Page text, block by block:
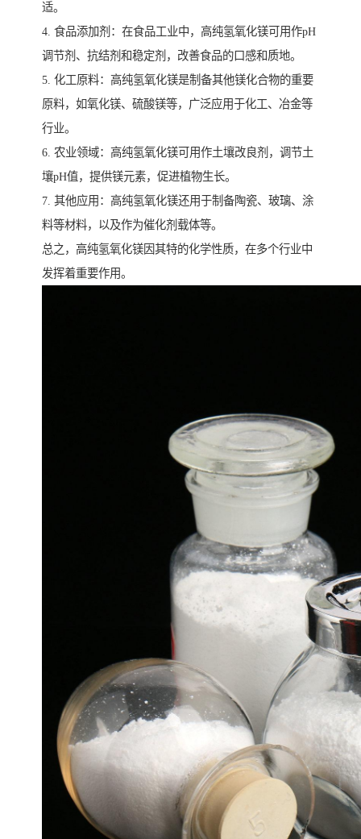
适。
4. 食品添加剂：在食品工业中，高纯氢氧化镁可用作pH
调节剂、抗结剂和稳定剂，改善食品的口感和质地。
5. 化工原料：高纯氢氧化镁是制备其他镁化合物的重要
原料，如氧化镁、硫酸镁等，广泛应用于化工、冶金等
行业。
6. 农业领域：高纯氢氧化镁可用作土壤改良剂，调节土
壤pH值，提供镁元素，促进植物生长。
7. 其他应用：高纯氢氧化镁还用于制备陶瓷、玻璃、涂
料等材料，以及作为催化剂载体等。
总之，高纯氢氧化镁因其特的化学性质，在多个行业中
发挥着重要作用。